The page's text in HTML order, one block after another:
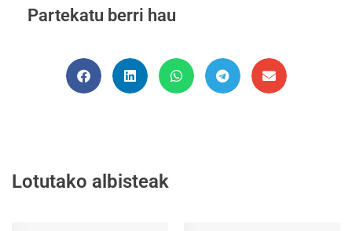
Partekatu berri hau
Lotutako albisteak